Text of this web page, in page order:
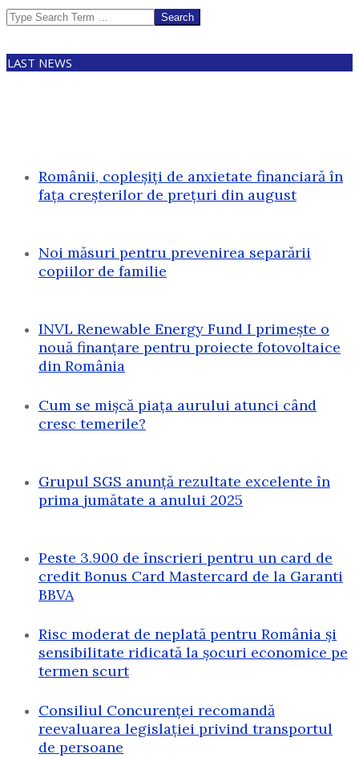
Search
LAST NEWS
Românii, copleșiți de anxietate financiară în
fața creșterilor de prețuri din august
Noi măsuri pentru prevenirea separării
copiilor de familie
INVL Renewable Energy Fund I primește o
nouă finanțare pentru proiecte fotovoltaice
din România
Cum se mișcă piața aurului atunci când
cresc temerile?
Grupul SGS anunță rezultate excelente în
prima jumătate a anului 2025
Peste 3.900 de înscrieri pentru un card de
credit Bonus Card Mastercard de la Garanti
BBVA
Risc moderat de neplată pentru România și
sensibilitate ridicată la șocuri economice pe
termen scurt
Consiliul Concurenței recomandă
reevaluarea legislației privind transportul
de persoane